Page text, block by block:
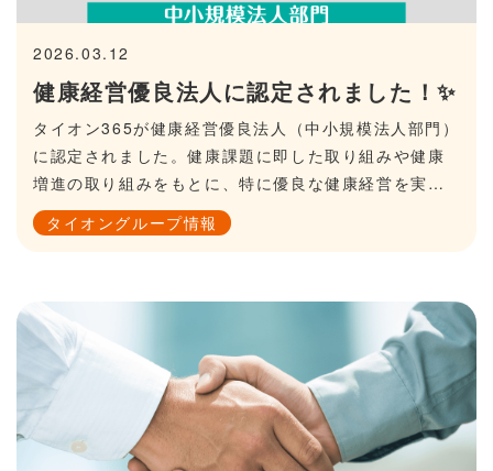
健康経営優良法人に認定されました！✨
2026.03.12
タイオン365が健康経営優良法人（中小規模法人部門）
に認定されました。健康課題に即した取り組みや健康
増進の取り組みをもとに、特に優良な健康経営を実践
している法人を顕彰する制度です。以下は、当社の取
り組みの一例です。社会保険加入者の健康診断100％実
し、社員が安心・安全・健康でいきいきと働くことが
できる環境の整備に努めてまいります。
タイオングループ情報